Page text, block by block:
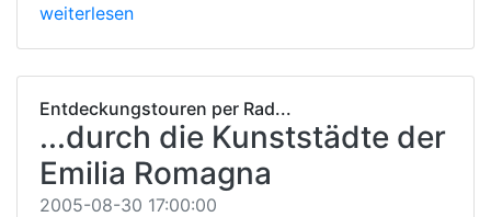
weiterlesen
Entdeckungstouren per Rad...
...durch die Kunststädte der
Emilia Romagna
2005-08-30 17:00:00